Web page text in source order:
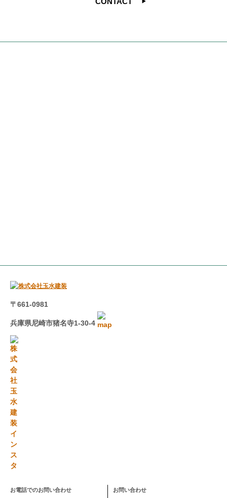
〒661-0981
兵庫県尼崎市猪名寺1-30-4
お電話でのお問い合わせ お問い合わせ